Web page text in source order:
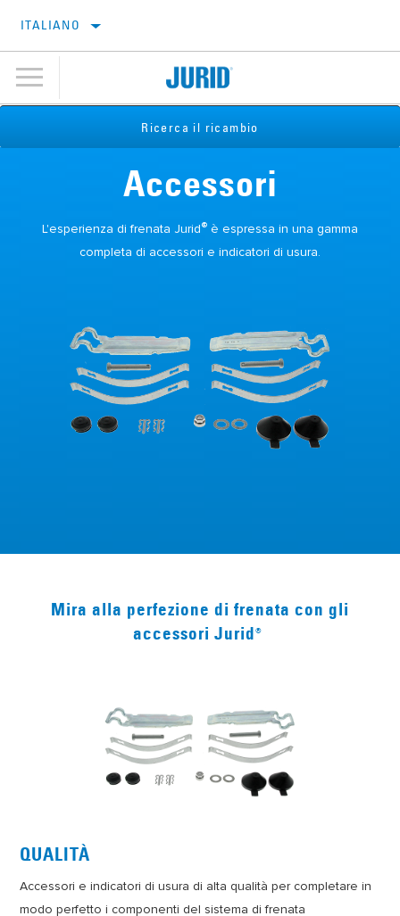
ITALIANO
Ricerca il ricambio
Accessori
L'esperienza di frenata Jurid® è espressa in una gamma
completa di accessori e indicatori di usura.
Mira alla perfezione di frenata con gli
accessori Jurid®
QUALITÀ
Accessori e indicatori di usura di alta qualità per completare in
modo perfetto i componenti del sistema di frenata